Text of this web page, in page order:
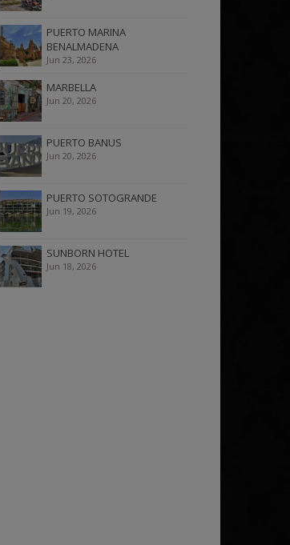
PUERTO MARINA
BENALMADENA
Jun 23, 2026
MARBELLA
Jun 20, 2026
PUERTO BANUS
Jun 20, 2026
PUERTO SOTOGRANDE
Jun 19, 2026
SUNBORN HOTEL
Jun 18, 2026